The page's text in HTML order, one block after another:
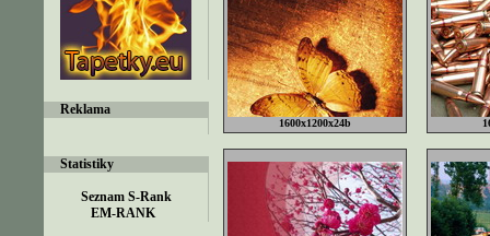
Reklama
Statistiky
EM-RANK
1600x1200x24b